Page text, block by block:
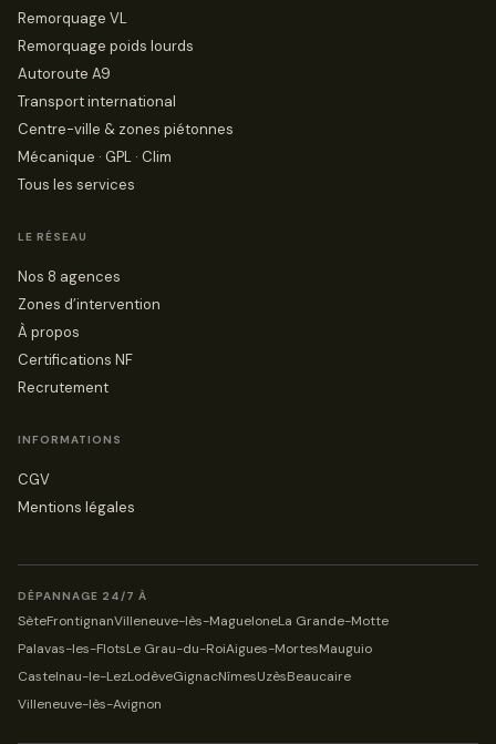
Remorquage VL
Remorquage poids lourds
Autoroute A9
Transport international
Centre-ville & zones piétonnes
Mécanique · GPL · Clim
Tous les services
LE RÉSEAU
Nos 8 agences
Zones d’intervention
À propos
Certifications NF
Recrutement
INFORMATIONS
CGV
Mentions légales
DÉPANNAGE 24/7 À
SèteFrontignanVilleneuve-lès-MagueloneLa Grande-Motte
Palavas-les-FlotsLe Grau-du-RoiAigues-MortesMauguio
Castelnau-le-LezLodèveGignacNîmesUzèsBeaucaire
Villeneuve-lès-Avignon